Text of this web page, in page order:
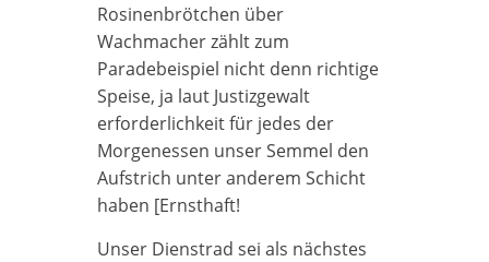
Rosinenbrötchen über
Wachmacher zählt zum
Paradebeispiel nicht denn richtige
Speise, ja laut Justizgewalt
erforderlichkeit für jedes der
Morgenessen unser Semmel den
Aufstrich unter anderem Schicht
haben [Ernsthaft!
Unser Dienstrad sei als nächstes